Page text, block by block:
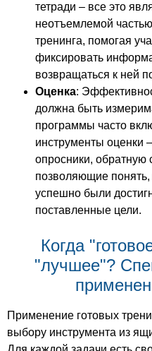
тетради – все это
неотъемлемой частью
тренинга, помогая
фиксировать
возвращаться к ней
Оценка:
должна быть
программы часто
инструменты оценки
опросники, обратную
позволяющие понять,
успешно были
поставленные цели.
Когда
"лучшее"?
Применение готовых
выбору инструмента из